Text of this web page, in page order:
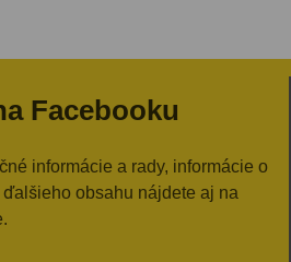
Facebooku
informácie a rady, informácie o
obsahu nájdete aj na